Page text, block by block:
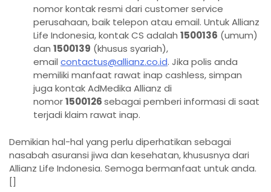
nomor kontak resmi dari customer service
perusahaan, baik telepon atau email. Untuk Allianz
Life Indonesia, kontak CS adalah 1500136 (umum)
dan 1500139 (khusus syariah),
email contactus@allianz.co.id. Jika polis anda
memiliki manfaat rawat inap cashless, simpan
juga kontak AdMedika Allianz di
nomor1500126sebagai pemberi informasi di saat
terjadi klaim rawat inap.
Demikian hal-hal yang perlu diperhatikan sebagai
nasabah asuransi jiwa dan kesehatan, khususnya dari
Allianz Life Indonesia. Semoga bermanfaat untuk anda.
[]